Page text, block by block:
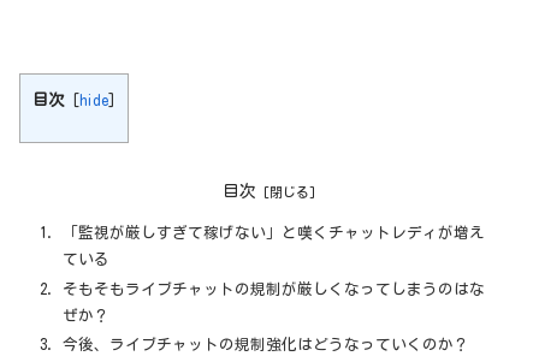
目次 [hide]
目次
「監視が厳しすぎて稼げない」と嘆くチャットレディが増え
ている
そもそもライブチャットの規制が厳しくなってしまうのはな
ぜか？
今後、ライブチャットの規制強化はどうなっていくのか？